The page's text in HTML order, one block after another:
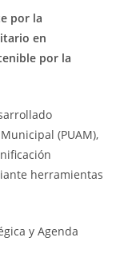
por la
en
por la
(PUAM),
herramientas
y Agenda